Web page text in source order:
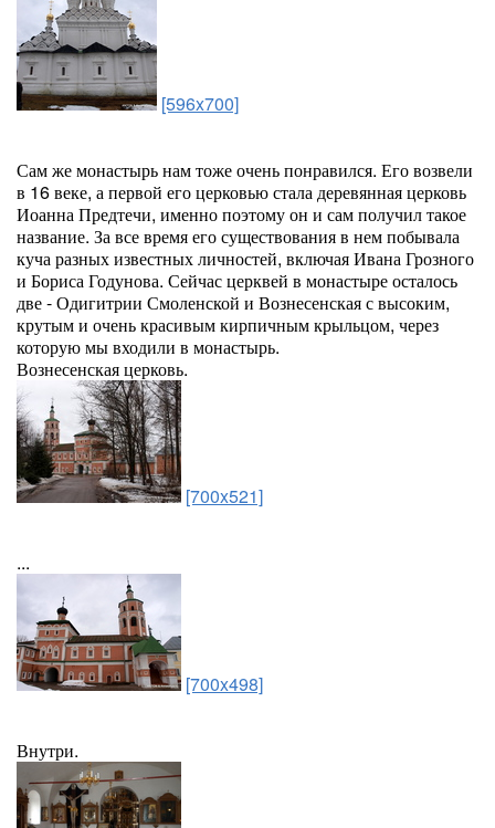
[596x700]
Сам же монастырь нам тоже очень понравился. Его возвели
в 16 веке, а первой его церковью стала деревянная церковь
Иоанна Предтечи, именно поэтому он и сам получил такое
название. За все время его существования в нем побывала
куча разных известных личностей, включая Ивана Грозного
и Бориса Годунова. Сейчас церквей в монастыре осталось
две - Одигитрии Смоленской и Вознесенская с высоким,
крутым и очень красивым кирпичным крыльцом, через
которую мы входили в монастырь.
Вознесенская церковь.
[700x521]
...
[700x498]
Внутри.